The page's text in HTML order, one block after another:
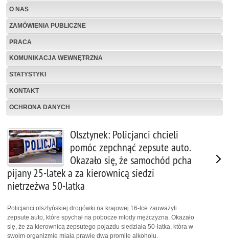
O NAS
ZAMÓWIENIA PUBLICZNE
PRACA
KOMUNIKACJA WEWNĘTRZNA
STATYSTYKI
KONTAKT
OCHRONA DANYCH
Olsztynek: Policjanci chcieli
pomóc zepchnąć zepsute auto.
Okazało się, że samochód pcha
pijany 25-latek a za kierownicą siedzi
nietrzeźwa 50-latka
Policjanci olsztyńskiej drogówki na krajowej 16-tce zauważyli
zepsute auto, które spychał na pobocze młody mężczyzna. Okazało
się, że za kierownicą zepsutego pojazdu siedziała 50-latka, która w
swoim organizmie miała prawie dwa promile alkoholu.